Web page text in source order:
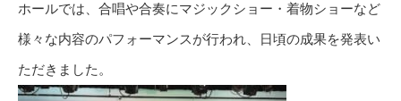
ホールでは、合唱や合奏にマジックショー・着物ショーなど
様々な内容のパフォーマンスが行われ、日頃の成果を発表い
ただきました。